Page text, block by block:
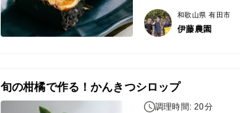
和歌山県 有田市
伊藤農園
旬の柑橘で作る！かんきつシロップ
調理時間: 20分